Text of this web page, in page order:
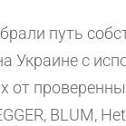
путь
Украине с
от
BLUM,